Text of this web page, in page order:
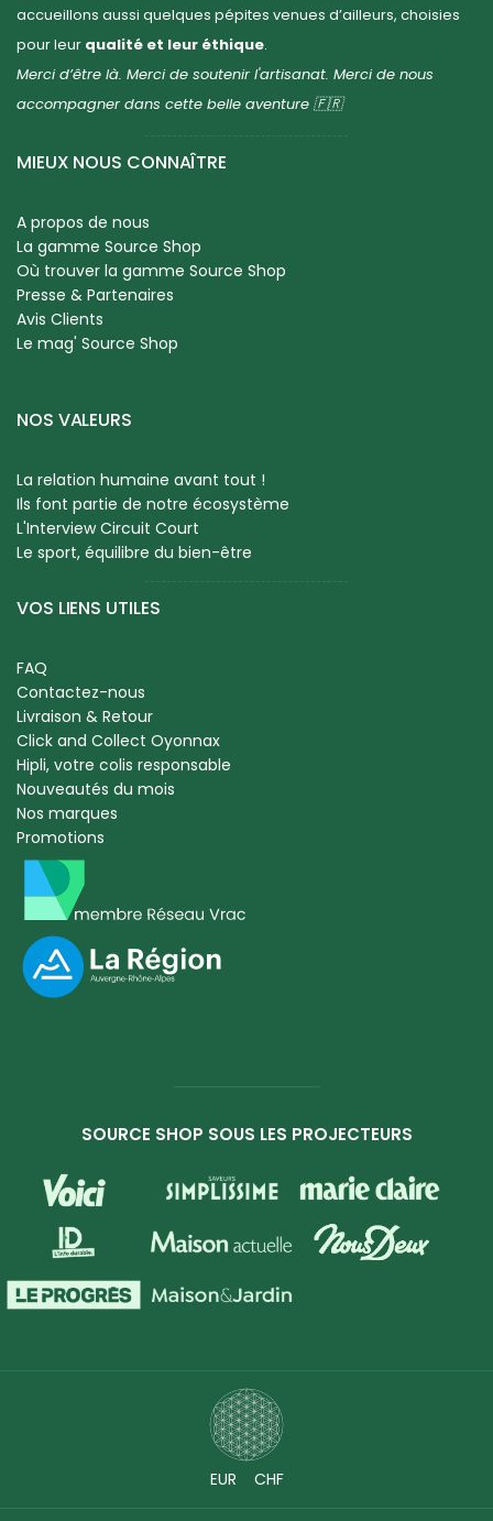
accueillons aussi quelques pépites venues d’ailleurs, choisies
pour leur qualité et leur éthique.
Merci d’être là. Merci de soutenir l'artisanat. Merci de nous
accompagner dans cette belle aventure 🇫🇷
MIEUX NOUS CONNAÎTRE
A propos de nous
La gamme Source Shop
Où trouver la gamme Source Shop
Presse & Partenaires
Avis Clients
Le mag' Source Shop
NOS VALEURS
La relation humaine avant tout !
Ils font partie de notre écosystème
L'Interview Circuit Court
Le sport, équilibre du bien-être
VOS LIENS UTILES
FAQ
Contactez-nous
Livraison & Retour
Click and Collect Oyonnax
Hipli, votre colis responsable
Nouveautés du mois
Nos marques
Promotions
SOURCE SHOP SOUS LES PROJECTEURS
EUR CHF